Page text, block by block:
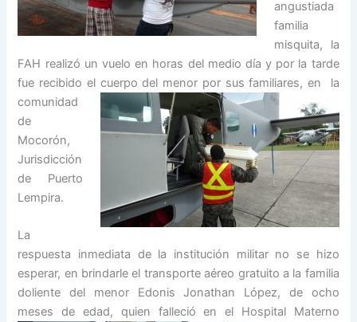
angustiada
familia
misquita, la
FAH realizó un vuelo en horas del medio día y por la tarde
fue recibido el cuerpo del menor por sus familiares, en la
comunidad
de
Mocorón,
Jurisdicción
de Puerto
Lempira.
La
respuesta inmediata de la institución militar no se hizo
esperar, en brindarle el transporte aéreo gratuito a la familia
doliente del menor Edonis Jonathan López, de ocho
meses de edad, quien falleció en el Hospital Materno